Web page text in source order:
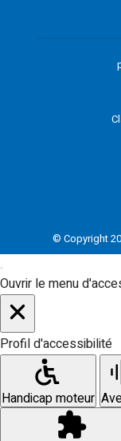
© Copyright
Ouvrir le menu
Profil d'accessibilité
Handicap moteur